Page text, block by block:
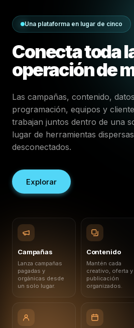
Una plataforma en lugar de cinco
Conecta toda
operación de
Las campañas, contenido,
programación, equipos y
trabajan juntos dentro de una
lugar de herramientas
desconectados.
Explorar
Campañas
Lanza campañas
pagadas y
orgánicas desde
un solo lugar.
Contenido
Mantén cada
creativo, oferta y
publicación
organizados.